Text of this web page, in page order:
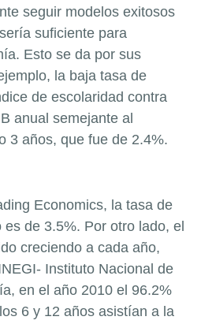
seguir modelos exitosos
suficiente para
Esto se da por sus
la baja tasa de
de escolaridad contra
anual semejante al
3 años, que fue de 2.4%.
Economics, la tasa de
de 3.5%. Por otro lado, el
creciendo a cada año,
Instituto Nacional de
en el año 2010 el 96.2%
6 y 12 años asistían a la